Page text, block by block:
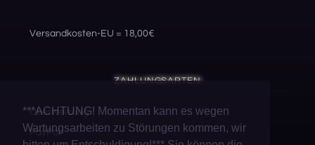
Versandkosten-EU = 18,00€
ZAHLUNGSARTEN
Überweisung
PayPal
***ACHTUNG! Momentan kann es wegen
Wartungsarbeiten zu Störungen kommen, wir